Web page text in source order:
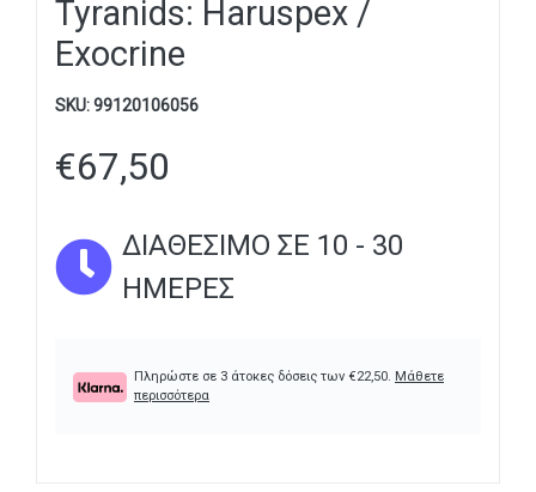
Tyranids: Haruspex /
Exocrine
SKU:99120106056
€67,50
ΔΙΑΘΈΣΙΜΟ ΣΕ 10 - 30
ΗΜΈΡΕΣ
Πληρώστε σε 3 άτοκες δόσεις των €22,50. Μάθετε
περισσότερα